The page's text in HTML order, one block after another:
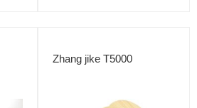
Zhang jike T5000